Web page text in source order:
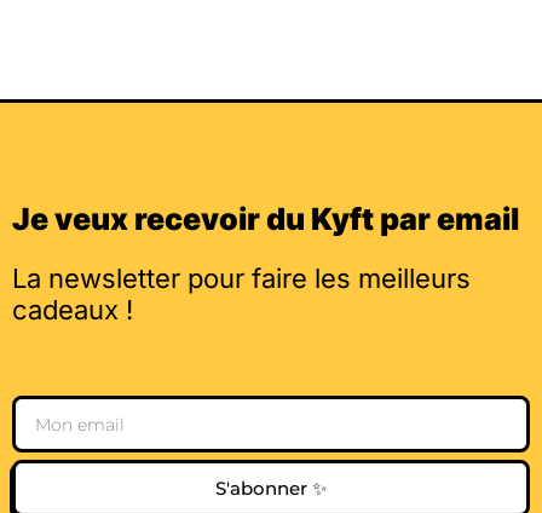
Je veux recevoir du Kyft par email
La newsletter pour faire les meilleurs
cadeaux !
Email
S'abonner ✨